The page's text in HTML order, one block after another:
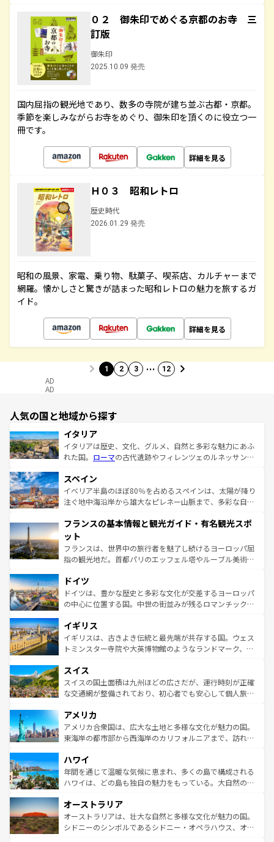
０２ 御朱印でめぐる京都のお寺 三
訂版
御朱印
2025.10.09 発売
国内屈指の観光地であり、数多の寺院が建ち並ぶ古都・京都。
季節を楽しみながらお寺をめぐり、御朱印を頂くのに役立つ一
冊です。
詳細を見る
Ｈ０３ 昭和レトロ
歴史時代
2026.01.29 発売
昭和の風景、家電、乗り物、駄菓子、喫茶店、カルチャーまで
網羅。懐かしさと驚きが詰まった昭和レトロの魅力を旅するガ
イド。
詳細を見る
1 2 3 … 12
AD
AD
人気の国と地域から探す
イタリア
イタリアは歴史、文化、グルメ、自然と多彩な魅力にあふ
れた国。 ローマの古代遺跡やフィレンツェのルネッサンス
ろん、トスカーナの美しい田園風景やアマルフィ海岸の絶
景など、自然景観も見逃せない。観光の合間には、本場の
ピザやパスタなど、絶品のイタリア料理を堪能することも
ませてくれるイタリアで、忘れられない旅をしてみよう！
なお、新着のイタリア情報は
しい。
スペイン
イベリア半島のほぼ80％を占めるスペインは、太陽が降り
注ぐ地中海沿岸から雄大なピレネー山脈まで、多彩な自然
文化が根付くこの国では、情熱的なフラメンコ、熱気あふ
れる闘牛、そして美味しいタパスが生活の一部となってい
る。首都マドリードの洗練された雰囲気や、バルセロナの
アートに溢れた街角から、地方では古代ローマ遺跡や中世
せる。地方によって風土や気候が異なるスペインはその個
性で訪れる人を魅了する。 なお、新着のスペイン情報は コ
ンテンツ一覧を参照してほしい。
フランスの基本情報と観光ガイド・有名観光スポ
ット
フランスは、世界中の旅行者を魅了し続けるヨーロッパ屈
指の観光地だ。首都パリのエッフェル塔やルーブル美術館
で、幅広い魅力が詰まっている。華麗な宮殿、歴史的な大
聖堂、美しいビーチ、そして豊かな自然が、訪れる者を心
から魅了する。また、フランスは美食の国としても知ら
いる。シャンパンの発祥地であるランス、プロヴァンスの
香り高いラベンダー畑など、多彩な楽しみ方が可能だ。さ
らに、パリ以外の地域にも魅力が溢れており、どの街角に
れる地方に足を運ぶとそれぞれで全く異なる文化を体験で
きるだろう。 なお、新着のフランス情報はコンテンツ一覧
を参照してほしい。
ドイツ
ドイツは、豊かな歴史と多彩な文化が交差するヨーロッパ
の中心に位置する国。中世の街並みが残るロマンチック街
顔を持つこの国は、どこを歩いても飽きることがない。ベ
ルリンの文化的活気、バイエルン州のアルプスの絶景、そ
してライン川沿いのワイン畑といった風景は必見。ビール
は、お酒好きな人にはぜひ体験してほしい。 なお、新着の
ドイツ情報はコンテンツ一覧を参照してほしい。
イギリス
イギリスは、古きよき伝統と最先端が共存する国。ウェス
トミンスター寺院や大英博物館のようなランドマーク、歴
リアごとに異なる魅力がある。また、優雅なアフタヌーン
ティー、ビール好きにはたまらない英国パブ、サッカー観
戦など、本場だからこそできる体験も豊富。イギリスを旅
ンツ一覧を参照してほしい。
スイス
スイスの国土面積は九州ほどの広さだが、運行時刻が正確
な交通網が整備されており、初心者でも安心して個人旅行
の建物がそのまま残る町や、スイスならではのユニークな
博物館もあり、アルプス観光だけでなく町歩きも満喫する
ことができる。国民の所得が高いため物価も高いが、旅行
ば市内交通費無料で観光を楽しむこともできる。 なお、新
着のスイス情報はコンテンツ一覧 を参照してほしい。
アメリカ
アメリカ合衆国は、広大な土地と多様な文化が魅力の国。
東海岸の都市部から西海岸のカリフォルニアまで、訪れる
のような巨大都市は、観光、ショッピング、エンターテイ
ンメントが詰まった刺激的なスポットだ。一方、アメリカ
西部には大自然が広がり、グランドキャニオンやイエロー
部のニューオーリンズでは、音楽と美食が融合した独特の
文化が魅力。旅行者はアメリカの各地域で異なる魅力を楽
しみながら、その多様性と豊かな歴史を感じることができ
ハワイ
年間を通じて温暖な気候に恵まれ、多くの島で構成される
ハワイは、どの島も独自の魅力をもっている。大自然の神
ワイ島は見逃せない。また、定番の観光地といえばオアフ
島だが、静かな自然を求めるならマウイ島やカウアイ島が
おすすめ。エメラルドグリーンに輝く海をはじめ、豊かな
オーストラリア
オーストラリアは、壮大な自然と多様な文化が魅力の国。
シドニーのシンボルであるシドニー・オペラハウス、オー